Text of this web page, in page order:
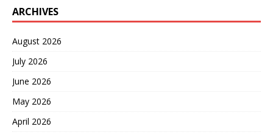
ARCHIVES
August 2026
July 2026
June 2026
May 2026
April 2026